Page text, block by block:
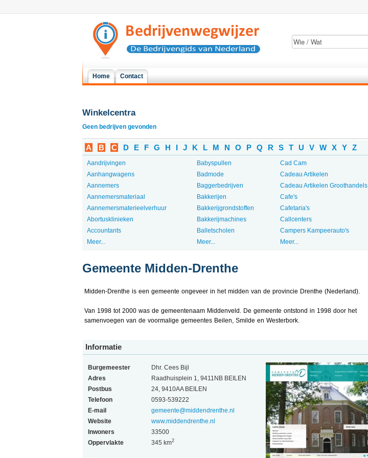
Home Contact
Winkelcentra
Geen bedrijven gevonden
A B C D E F G H I J K L M N O P Q R S T U V W X Y Z
Aandrijvingen
Aanhangwagens
Aannemers
Aannemersmateriaal
Aannemersmaterieelverhuur
Abortusklinieken
Accountants
Meer...
Babyspullen
Badmode
Baggerbedrijven
Bakkerijen
Bakkerijgrondstoffen
Bakkerijmachines
Balletscholen
Meer...
Cad Cam
Cadeau Artikelen
Cadeau Artikelen Groothandels
Cafe's
Cafetaria's
Callcenters
Campers Kampeerauto's
Meer...
Gemeente Midden-Drenthe
Midden-Drenthe is een gemeente ongeveer in het midden van de provincie Drenthe (Nederland).
Van 1998 tot 2000 was de gemeentenaam Middenveld. De gemeente ontstond in 1998 door het
samenvoegen van de voormalige gemeentes Beilen, Smilde en Westerbork.
Informatie
Burgemeester
Dhr. Cees Bijl
Adres
Raadhuisplein 1, 9411NB BEILEN
Postbus
24, 9410AA BEILEN
Telefoon
0593-539222
E-mail
gemeente@middendrenthe.nl
Website
www.middendrenthe.nl
Inwoners
33500
Oppervlakte
345 km2